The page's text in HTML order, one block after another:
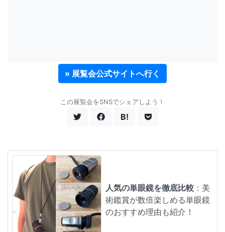
» 展覧会公式サイトへ行く
この展覧会をSNSでシェアしよう！
B!
人気の単眼鏡を徹底比較 ：美
術鑑賞が数倍楽しめる単眼鏡
のおすすめ理由も紹介！